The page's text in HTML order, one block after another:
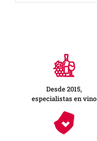
Desde 2015,
especialistas en vino